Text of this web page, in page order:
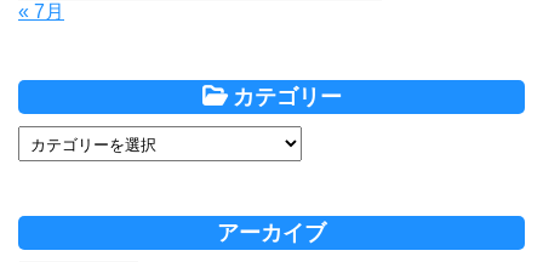
« 7月
カテゴリー
アーカイブ